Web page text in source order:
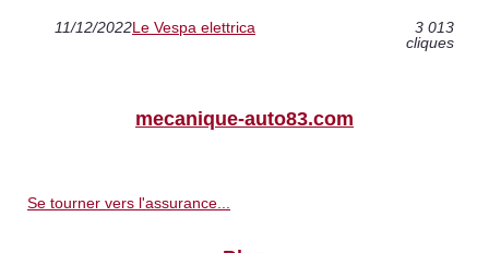
11/12/2022Le Vespa elettrica
3 013
cliques
mecanique-auto83.com
Se tourner vers l'assurance...